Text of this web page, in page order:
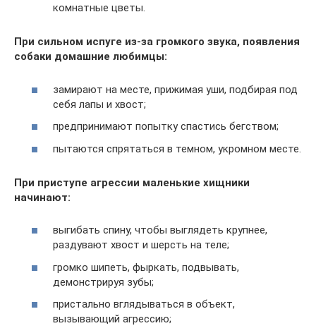
комнатные цветы.
При сильном испуге из-за громкого звука, появления
собаки домашние любимцы:
замирают на месте, прижимая уши, подбирая под
себя лапы и хвост;
предпринимают попытку спастись бегством;
пытаются спрятаться в темном, укромном месте.
При приступе агрессии маленькие хищники
начинают:
выгибать спину, чтобы выглядеть крупнее,
раздувают хвост и шерсть на теле;
громко шипеть, фыркать, подвывать,
демонстрируя зубы;
пристально вглядываться в объект,
вызывающий агрессию;